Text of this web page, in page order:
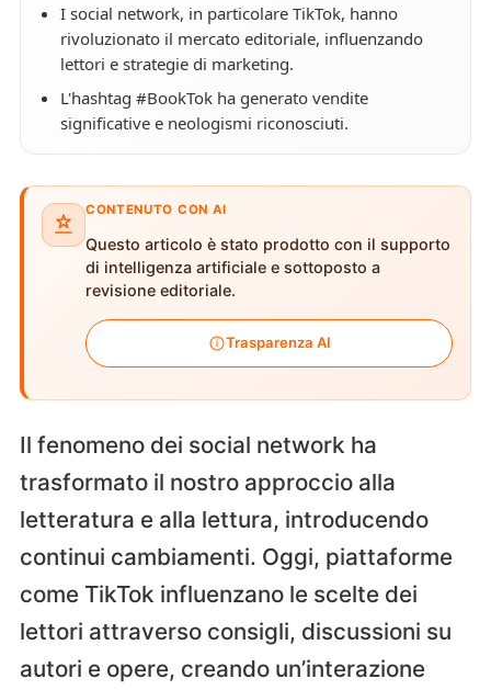
I social network, in particolare TikTok, hanno
rivoluzionato il mercato editoriale, influenzando
lettori e strategie di marketing.
L'hashtag #BookTok ha generato vendite
significative e neologismi riconosciuti.
CONTENUTO CON AI
Questo articolo è stato prodotto con il supporto
di intelligenza artificiale e sottoposto a
revisione editoriale.
Trasparenza AI
Il fenomeno dei social network ha
trasformato il nostro approccio alla
letteratura e alla lettura, introducendo
continui cambiamenti. Oggi, piattaforme
come TikTok influenzano le scelte dei
lettori attraverso consigli, discussioni su
autori e opere, creando un’interazione